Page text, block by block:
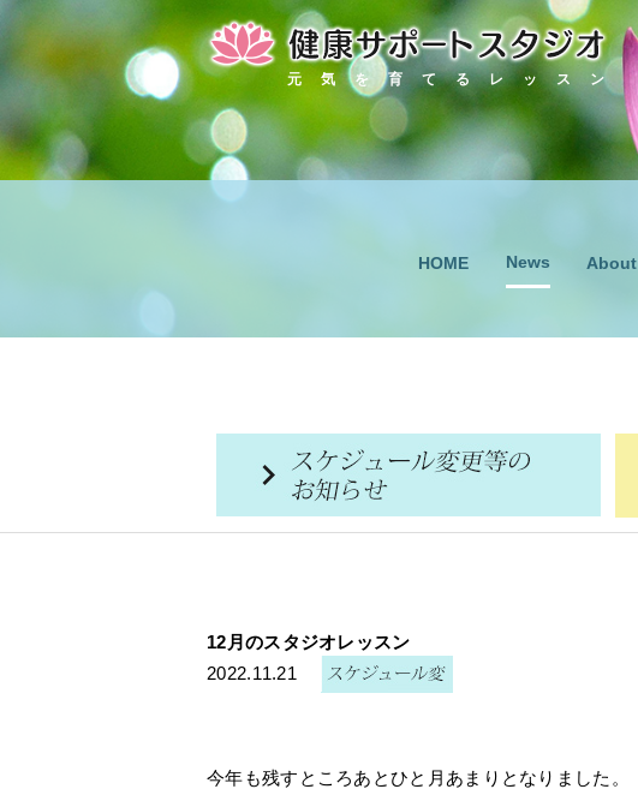
HOME News About
元気を育てるレッスン
12月のスタジオレッスン
2022.11.21
今年も残すところあとひと月あまりとなりました。